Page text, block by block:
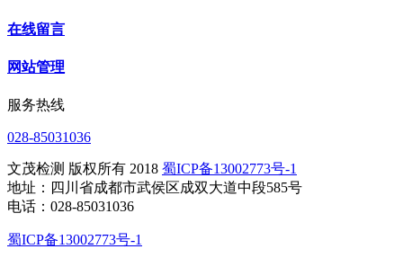
在线留言
网站管理
服务热线
028-85031036
文茂检测 版权所有 2018 蜀ICP备13002773号-1
地址：四川省成都市武侯区成双大道中段585号
电话：028-85031036
蜀ICP备13002773号-1